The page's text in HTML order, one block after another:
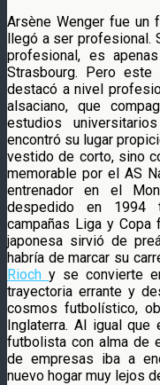
Arsène Wenger fue un
llegó a ser profesional.
profesional, es
Strasbourg. Pero este
destacó a nivel
alsaciano, que
estudios
encontró su lugar
vestido de corto, sino
memorable por el AS
entrenador en el
despedido en 1994
campañas Liga y
japonesa sirvió de
habría de marcar su
Rioch y se convierte
trayectoria errante y
cosmos futbolístico,
Inglaterra. Al igual que
futbolista con alma de
de empresas iba a
nuevo hogar muy lejos